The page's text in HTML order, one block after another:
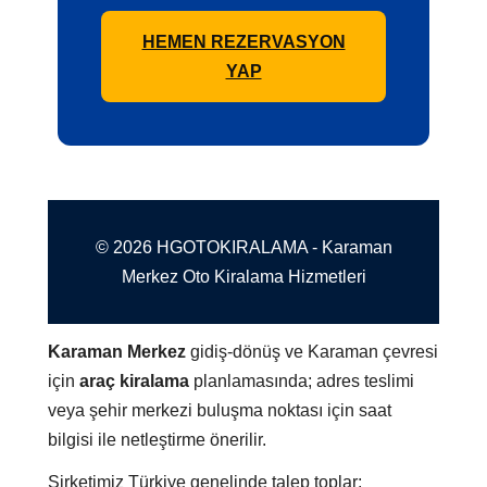
HEMEN REZERVASYON
YAP
© 2026 HGOTOKIRALAMA - Karaman
Merkez Oto Kiralama Hizmetleri
Karaman Merkez gidiş-dönüş ve Karaman çevresi
içinaraç kiralama planlamasında; adres teslimi
veya şehir merkezi buluşma noktası için saat
bilgisi ile netleştirme önerilir.
Şirketimiz Türkiye genelinde talep toplar;